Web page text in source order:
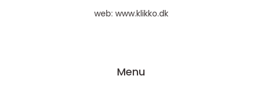
web: www.klikko.dk
Menu